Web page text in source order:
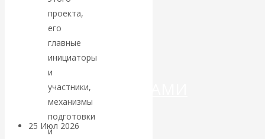
ДЕНЕГ»: КИТАЙ
ВЕДЁТ БОРЬБУ
КРИПТОВАЛЮТАМИ
25 Июл 2026
проекта,
его
главные
инициаторы
и
участники,
механизмы
подготовки
и